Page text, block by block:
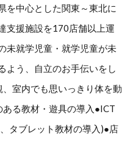
を中心とした関東～東北に
支援施設を170店舗以上運
未就学児童・就学児童が未
よう、自立のお手伝いをし
室内でも思いっきり体を動
る教材・遊具の導入●ICT
タブレット教材の導入)●店